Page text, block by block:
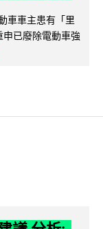
車車主患有「里
已廢除電動車強